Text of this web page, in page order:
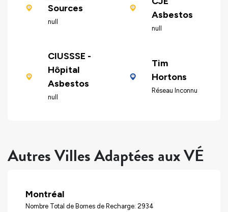
Sources
null
Asbestos
null
CIUSSSE -
Hôpital
Asbestos
null
Tim
Hortons
Réseau Inconnu
Autres Villes Adaptées aux VÉ
Montréal
Nombre Total de Bornes de Recharge: 2934